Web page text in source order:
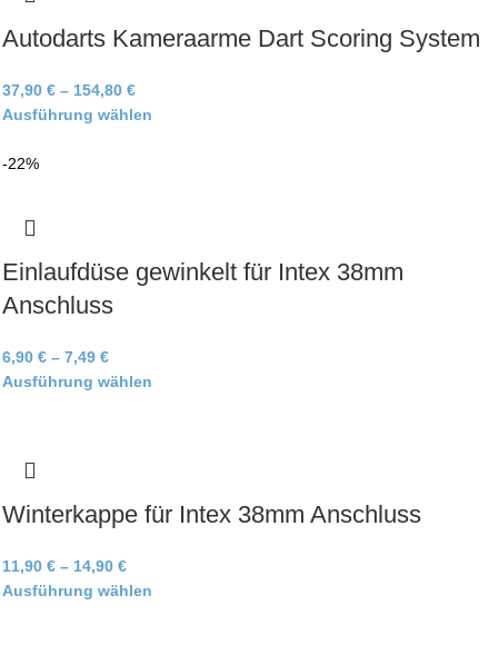
Autodarts Kameraarme Dart Scoring System
37,90 € – 154,80 €
Ausführung wählen
-22%
Einlaufdüse gewinkelt für Intex 38mm
Anschluss
6,90 € – 7,49 €
Ausführung wählen
Winterkappe für Intex 38mm Anschluss
11,90 € – 14,90 €
Ausführung wählen